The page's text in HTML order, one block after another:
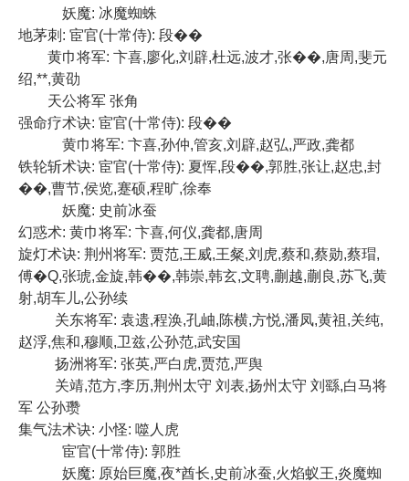
妖魔: 冰魔蜘蛛
地茅刺: 宦官(十常侍): 段��
黄巾将军: 卞喜,廖化,刘辟,杜远,波才,张��,唐周,斐元
绍,**,黄劭
天公将军 张角
强命疗术诀: 宦官(十常侍): 段��
黄巾将军: 卞喜,孙仲,管亥,刘辟,赵弘,严政,龚都
铁轮斩术诀: 宦官(十常侍): 夏恽,段��,郭胜,张让,赵忠,封
��,曹节,侯览,蹇硕,程旷,徐奉
妖魔: 史前冰蚕
幻惑术: 黄巾将军: 卞喜,何仪,龚都,唐周
旋灯术诀: 荆州将军: 贾范,王威,王粲,刘虎,蔡和,蔡勋,蔡瑁,
傅�Q,张琥,金旋,韩��,韩崇,韩玄,文聘,蒯越,蒯良,苏飞,黄
射,胡车儿,公孙续
关东将军: 袁遗,程涣,孔岫,陈横,方悦,潘凤,黄祖,关纯,
赵浮,焦和,穆顺,卫兹,公孙范,武安国
扬洲将军: 张英,严白虎,贾范,严舆
关靖,范方,李历,荆州太守 刘表,扬州太守 刘繇,白马将
军 公孙瓒
集气法术诀: 小怪: 噬人虎
宦官(十常侍): 郭胜
妖魔: 原始巨魔,夜*酋长,史前冰蚕,火焰蚁王,炎魔蜘